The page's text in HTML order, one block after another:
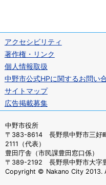
アクセシビリティ
著作権・リンク
個人情報取扱
中野市公式HPに関するお問い
サイトマップ
広告掲載募集
中野市役所
〒383-8614 長野県中野市三
2111（代表）
豊田庁舎（市民課豊田窓口係）
〒389-2192 長野県中野市大
Copyright © Nakano City 2013.